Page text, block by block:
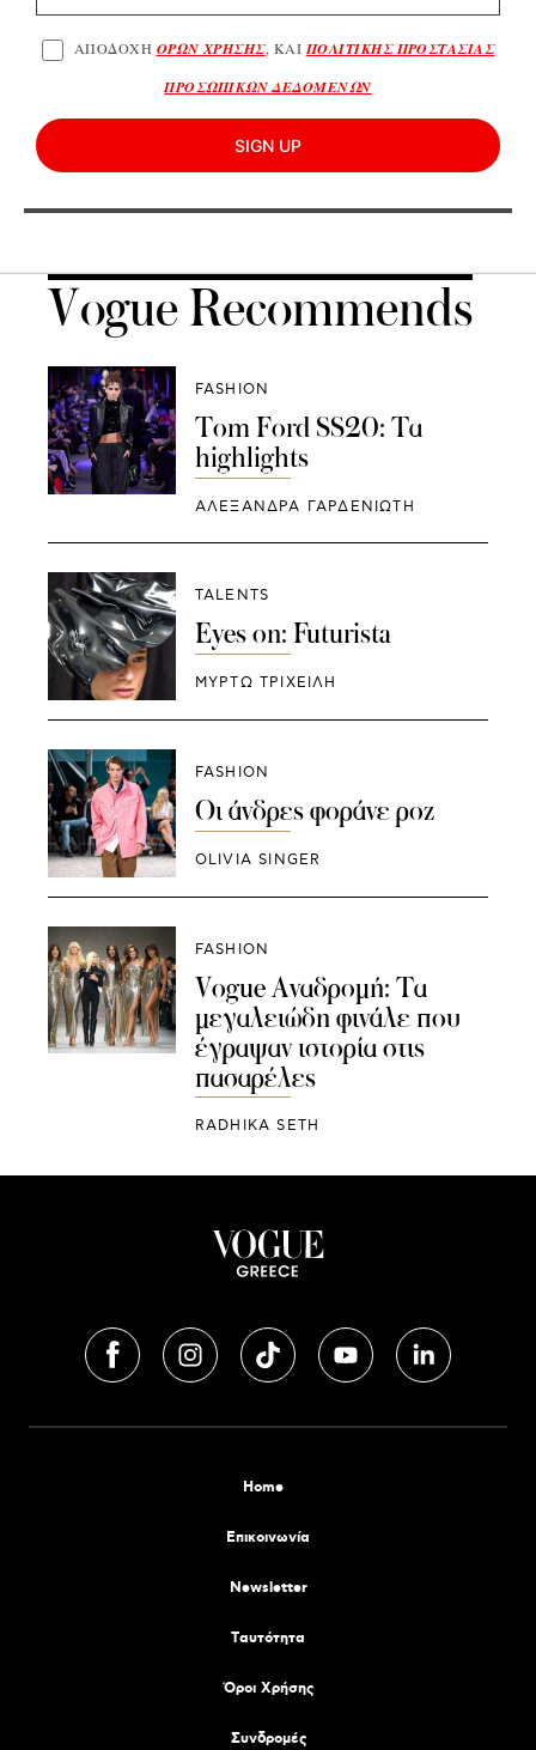
ΑΠΟΔΟΧΗ ΟΡΩΝ ΧΡΗΣΗΣ, ΚΑΙΠΟΛΙΤΙΚΗΣ ΠΡΟΣΤΑΣΙΑΣ
ΠΡΟΣΩΠΙΚΩΝ ΔΕΔΟΜΕΝΩΝ
SIGN UP
Vogue Recommends
FASHION
Tom Ford SS20: Τα
highlights
ΑΛΕΞΑΝΔΡΑ ΓΑΡΔΕΝΙΩΤΗ
TALENTS
Eyes on: Futurista
ΜΥΡΤΩ ΤΡΙΧΕΙΛΗ
FASHION
Οι άνδρες φοράνε ροζ
OLIVIA SINGER
FASHION
Vogue Αναδρομή: Τα
μεγαλειώδη φινάλε που
έγραψαν ιστορία στις
πασαρέλες
RADHIKA SETH
Home
Επικοινωνία
Newsletter
Tαυτότητα
Όροι Χρήσης
Συνδρομές